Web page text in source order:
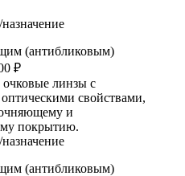
(антибликовым)
₽
линзы с
свойствами,
и
покрытию.
(антибликовым)